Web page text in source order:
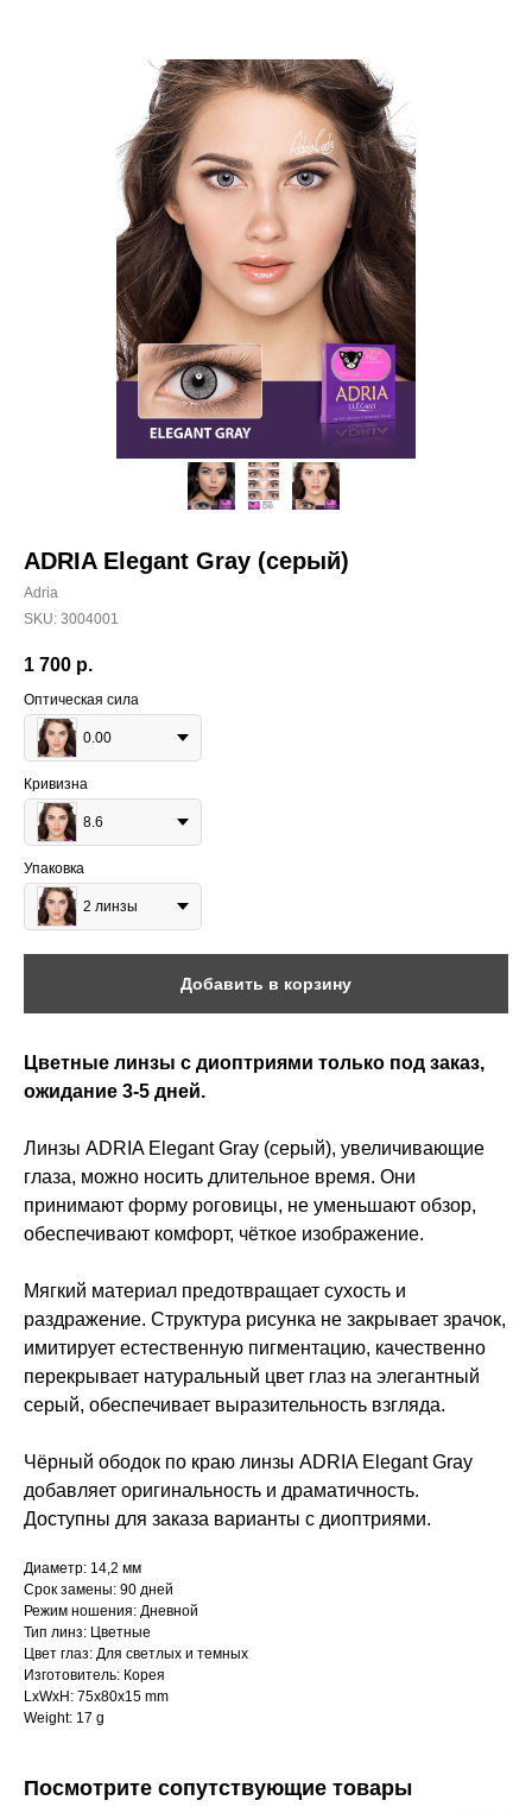
ADRIA Elegant Gray (серый)
Adria
SKU: 3004001
1 700 р.
Оптическая сила
0.00
Кривизна
8.6
Упаковка
2 линзы
Добавить в корзину
Цветные линзы с диоптриями только под заказ,
ожидание 3-5 дней.
Линзы ADRIA Elegant Gray (серый), увеличивающие
глаза, можно носить длительное время. Они
принимают форму роговицы, не уменьшают обзор,
обеспечивают комфорт, чёткое изображение.
Мягкий материал предотвращает сухость и
раздражение. Структура рисунка не закрывает зрачок,
имитирует естественную пигментацию, качественно
перекрывает натуральный цвет глаз на элегантный
серый, обеспечивает выразительность взгляда.
Чёрный ободок по краю линзы ADRIA Elegant Gray
добавляет оригинальность и драматичность.
Доступны для заказа варианты с диоптриями.
Диаметр: 14,2 мм
Срок замены: 90 дней
Режим ношения: Дневной
Тип линз: Цветные
Цвет глаз: Для светлых и темных
Изготовитель: Корея
LxWxH: 75x80x15 mm
Weight: 17 g
Посмотрите сопутствующие товары